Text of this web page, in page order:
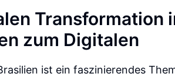
Transformation
zum Digitalen
ist ein faszinierendes